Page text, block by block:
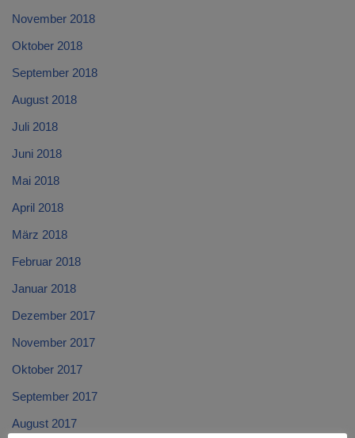
November 2018
Oktober 2018
September 2018
August 2018
Juli 2018
Juni 2018
Mai 2018
April 2018
März 2018
Februar 2018
Januar 2018
Dezember 2017
November 2017
Oktober 2017
September 2017
August 2017